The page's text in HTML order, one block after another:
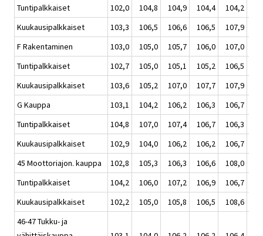
Tuntipalkkaiset
102,0 104,8 104,9 104,4 104,2
Kuukausipalkkaiset
103,3 106,5 106,6 106,5 107,9
F Rakentaminen
103,0 105,0 105,7 106,0 107,0
Tuntipalkkaiset
102,7 105,0 105,1 105,2 106,5
Kuukausipalkkaiset
103,6 105,2 107,0 107,7 107,9
G Kauppa
103,1 104,2 106,2 106,3 106,7
Tuntipalkkaiset
104,8 107,0 107,4 106,7 106,3
Kuukausipalkkaiset
102,9 104,0 106,2 106,2 106,7
45 Moottoriajon. kauppa
102,8 105,3 106,3 106,6 108,0
Tuntipalkkaiset
104,2 106,0 107,2 106,9 106,7
Kuukausipalkkaiset
102,2 105,0 105,8 106,5 108,6
46-47 Tukku- ja